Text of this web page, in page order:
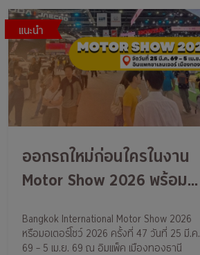
แนะนำ
ออกรถใหม่ก่อนใครในงาน
Motor Show 2026 พร้อม
จ่าย ติดตามกรุงศรี ออโต้ไว้
Bangkok International Motor Show 2026
หรือมอเตอร์โชว์ 2026 ครั้งที่ 47 วันที่ 25 มี.ค.
69 – 5 เม.ย. 69 ณ อิมแพ็ค เมืองทองธานี